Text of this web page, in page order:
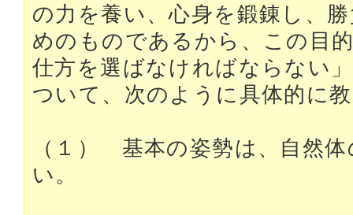
の力を養い、心身を鍛錬し、
めのものであるから、この目
仕方を選ばなければならない
ついて、次のように具体的に
（１） 基本の姿勢は、自然
い。